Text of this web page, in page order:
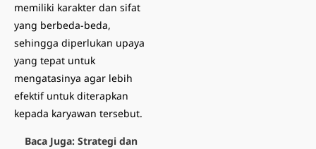
memiliki karakter dan sifat
yang berbeda-beda,
sehingga diperlukan upaya
yang tepat untuk
mengatasinya agar lebih
efektif untuk diterapkan
kepada karyawan tersebut.
Baca Juga: Strategi dan